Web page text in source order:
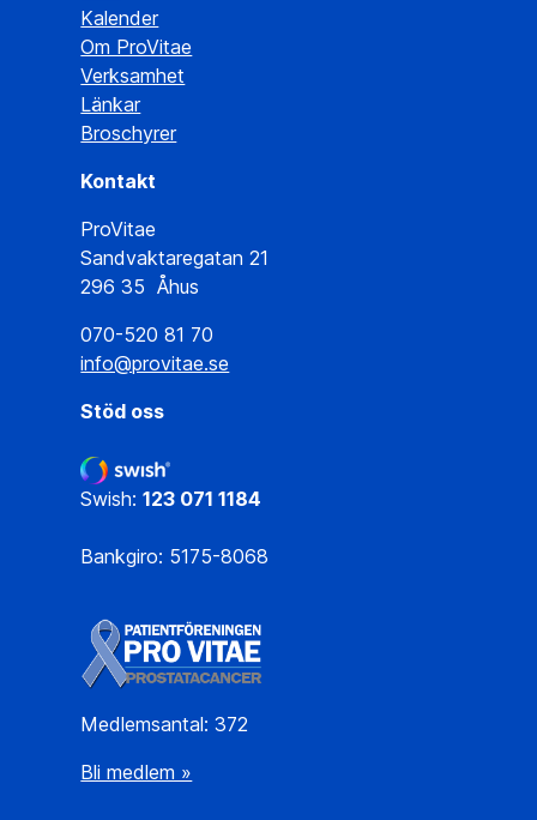
Kalender
Om ProVitae
Verksamhet
Länkar
Broschyrer
Kontakt
ProVitae
Sandvaktaregatan 21
296 35 Åhus
070-520 81 70
info@provitae.se
Stöd oss
Swish:123 071 1184
Bankgiro: 5175-8068
Medlemsantal: 372
Bli medlem »